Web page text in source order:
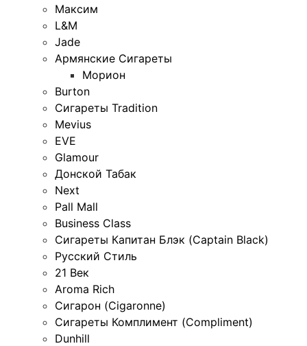
Максим
L&M
Jade
Армянские Сигареты
Морион
Burton
Сигареты Tradition
Mevius
EVE
Glamour
Донской Табак
Next
Pall Mall
Business Class
Сигареты Капитан Блэк (Captain Black)
Русский Стиль
21 Век
Aroma Rich
Сигарон (Cigaronne)
Сигареты Комплимент (Compliment)
Dunhill